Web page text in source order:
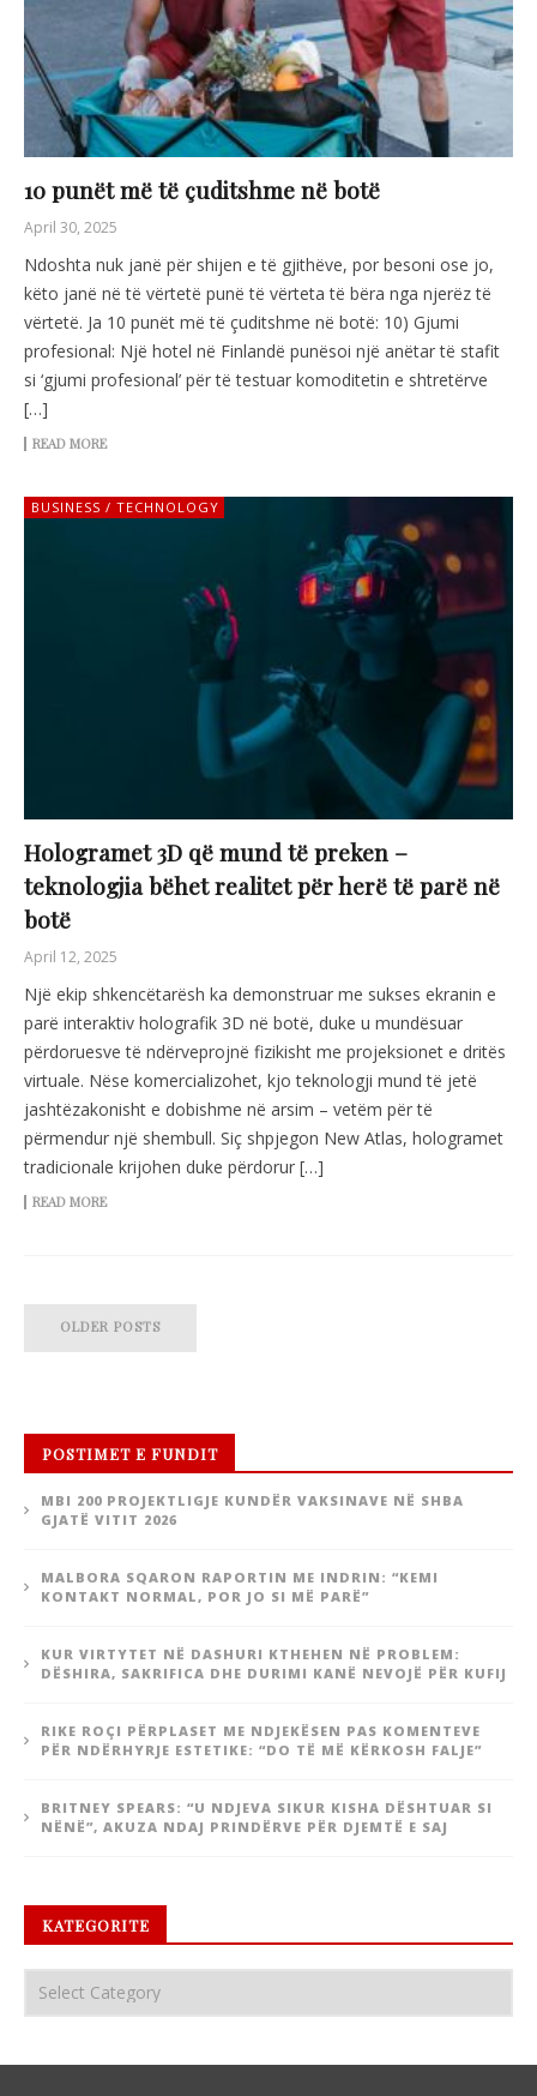
10 punët më të çuditshme në botë
April 30, 2025
Ndoshta nuk janë për shijen e të gjithëve, por besoni ose jo,
këto janë në të vërtetë punë të vërteta të bëra nga njerëz të
vërtetë. Ja 10 punët më të çuditshme në botë: 10) Gjumi
profesional: Një hotel në Finlandë punësoi një anëtar të stafit
si ‘gjumi profesional’ për të testuar komoditetin e shtretërve
[…]
READ MORE
BUSINESS / TECHNOLOGY
Hologramet 3D që mund të preken –
teknologjia bëhet realitet për herë të parë në
botë
April 12, 2025
Një ekip shkencëtarësh ka demonstruar me sukses ekranin e
parë interaktiv holografik 3D në botë, duke u mundësuar
përdoruesve të ndërveprojnë fizikisht me projeksionet e dritës
virtuale. Nëse komercializohet, kjo teknologji mund të jetë
jashtëzakonisht e dobishme në arsim – vetëm për të
përmendur një shembull. Siç shpjegon New Atlas, hologramet
tradicionale krijohen duke përdorur […]
READ MORE
OLDER POSTS
POSTIMET E FUNDIT
MBI 200 PROJEKTLIGJE KUNDËR VAKSINAVE NË SHBA
GJATË VITIT 2026
MALBORA SQARON RAPORTIN ME INDRIN: “KEMI
KONTAKT NORMAL, POR JO SI MË PARË”
KUR VIRTYTET NË DASHURI KTHEHEN NË PROBLEM:
DËSHIRA, SAKRIFICA DHE DURIMI KANË NEVOJË PËR KUFIJ
RIKE ROÇI PËRPLASET ME NDJEKËSEN PAS KOMENTEVE
PËR NDËRHYRJE ESTETIKE: “DO TË MË KËRKOSH FALJE”
BRITNEY SPEARS: “U NDJEVA SIKUR KISHA DËSHTUAR SI
NËNË”, AKUZA NDAJ PRINDËRVE PËR DJEMTË E SAJ
KATEGORITE